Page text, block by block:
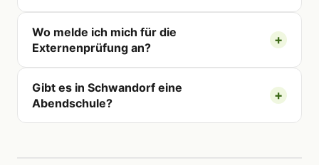
Wo melde ich mich für die
Externenprüfung an?
Gibt es in Schwandorf eine
Abendschule?